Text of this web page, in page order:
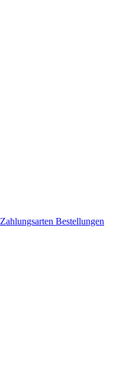
Zahlungsarten Bestellungen